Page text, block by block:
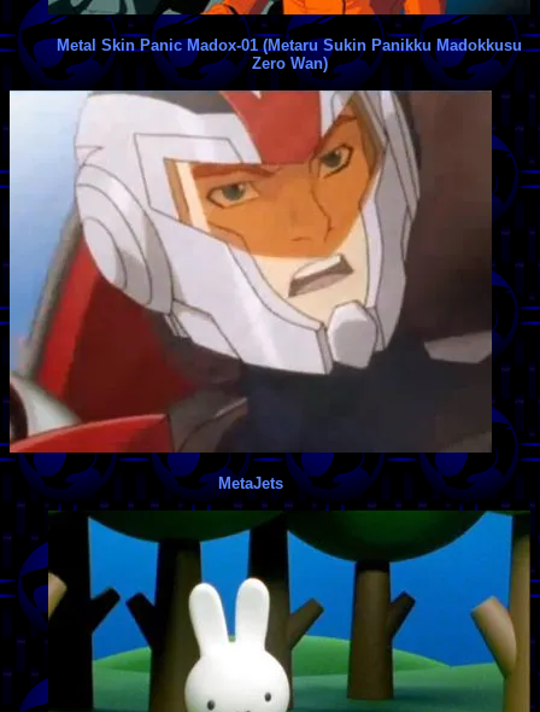
Metal Skin Panic Madox-01 (Metaru Sukin Panikku Madokkusu
Zero Wan)
MetaJets